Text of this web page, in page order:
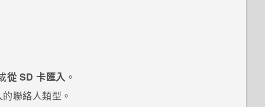
從 SD 卡匯入 。
聯絡人類型。